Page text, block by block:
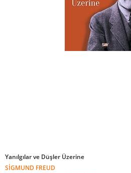
Yanılgılar ve Düşler Üzerine
SIGMUND FREUD